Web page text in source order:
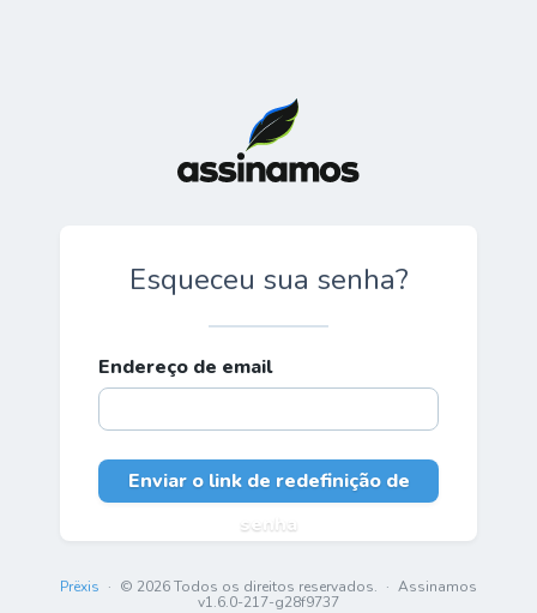
Esqueceu sua senha?
Endereço de email
Enviar o link de redefinição de
senha
Prëxis · © 2026 Todos os direitos reservados. · Assinamos
v1.6.0-217-g28f9737